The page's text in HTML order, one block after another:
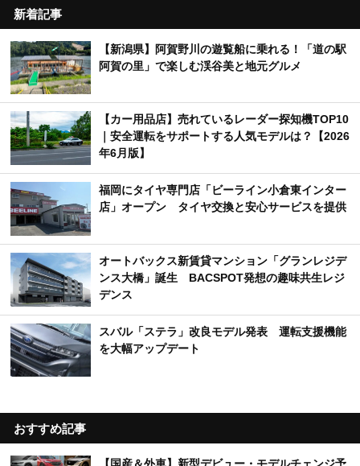
新着記事
【新潟県】阿賀野川の遊覧船に乗れる！「道の駅
阿賀の里」で楽しむ渓谷美と地元グルメ
【カー用品店】売れているレーダー探知機TOP10
｜安全運転をサポートする人気モデルは？【2026
年6月版】
福岡にタイヤ専門店「ビーライン小倉東インター
店」オープン タイヤ交換と安心サービスを提供
オートバックス新賃貸マンション「グランレジデ
ンス大橋」誕生 BACSPOT発想の趣味共生レジ
デンス
スバル「ステラ」改良モデル発表 運転支援機能
を大幅アップデート
おすすめ記事